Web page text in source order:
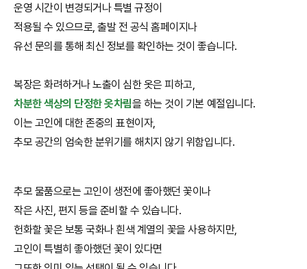
운영 시간이 변경되거나 특별 규정이
적용될 수 있으므로, 출발 전 공식 홈페이지나
유선 문의를 통해 최신 정보를 확인하는 것이 좋습니다.
복장은 화려하거나 노출이 심한 옷은 피하고,
차분한 색상의 단정한 옷차림을 하는 것이 기본 예절입니다.
이는 고인에 대한 존중의 표현이자,
추모 공간의 엄숙한 분위기를 해치지 않기 위함입니다.
추모 물품으로는 고인이 생전에 좋아했던 꽃이나
작은 사진, 편지 등을 준비할 수 있습니다.
헌화할 꽃은 보통 국화나 흰색 계열의 꽃을 사용하지만,
고인이 특별히 좋아했던 꽃이 있다면